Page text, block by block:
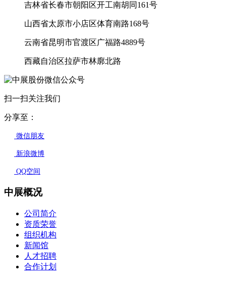
吉林省长春市朝阳区开工南胡同161号
山西省太原市小店区体育南路168号
云南省昆明市官渡区广福路4889号
西藏自治区拉萨市林廓北路
扫一扫关注我们
分享至：
微信朋友
新浪微博
QQ空间
中展概况
公司简介
资质荣誉
组织机构
新闻馆
人才招聘
合作计划